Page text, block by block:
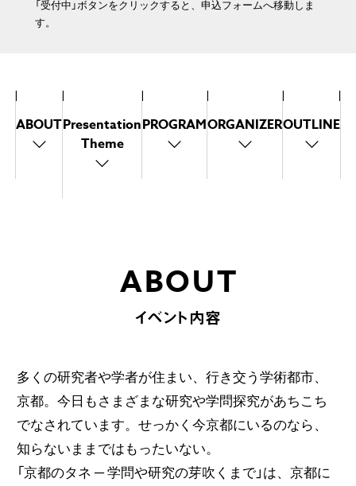
「受付中」ボタンをクリックすると、申込フォームへ移動しま
す。
ABOUTPresentation
Theme
PROGRAMORGANIZEROUTLINE
ABOUT
イベント内容
多くの研究者や学者が住まい、行き交う学術都市、
京都。今日もさまざまな研究や学問探究があちこち
でなされています。せっかく今京都にいるのなら、
知らないままではもったいない。
「京都のタネ ─ 学問や研究の芽吹くまで」は、京都に